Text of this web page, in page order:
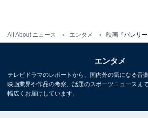
All About ニュース エンタメ
エンタメ
テレビドラマのレポートから、国内外の気になる音
映画業界や作品の考察、話題のスポーツニュースま
幅広くお届けしています。